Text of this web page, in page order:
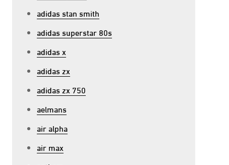
gameplay
adidas stan smith
adidas superstar 80s
adidas x
adidas zx
adidas zx 750
aelmans
air alpha
air max